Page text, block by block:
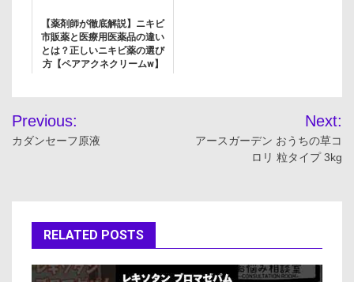
【薬剤師が徹底解説】ニキビ
市販薬と医療用医薬品の違い
とは？正しいニキビ薬の選び
方【ペアアクネクリームw】
投
稿
ゲ
ー
Previous:
カダンセーフ原液
Next:
アースガーデン おうちの草コ
ロリ 粒タイプ 3kg
RELATED POSTS